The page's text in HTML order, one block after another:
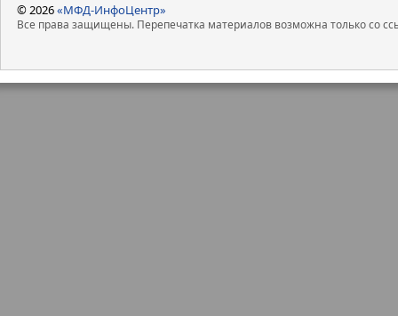
© 2026«МФД-ИнфоЦентр»
Все права защищены. Перепечатка материалов возможна только со